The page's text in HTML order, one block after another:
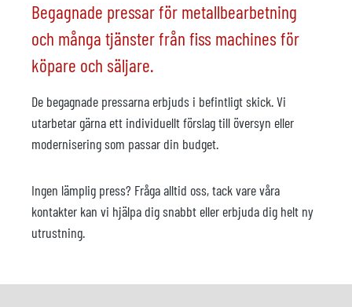
Begagnade pressar för metallbearbetning
och många tjänster från fiss machines för
köpare och säljare.
De begagnade pressarna erbjuds i befintligt skick. Vi
utarbetar gärna ett individuellt förslag till översyn eller
modernisering som passar din budget.
Ingen lämplig press? Fråga alltid oss, tack vare våra
kontakter kan vi hjälpa dig snabbt eller erbjuda dig helt ny
utrustning.